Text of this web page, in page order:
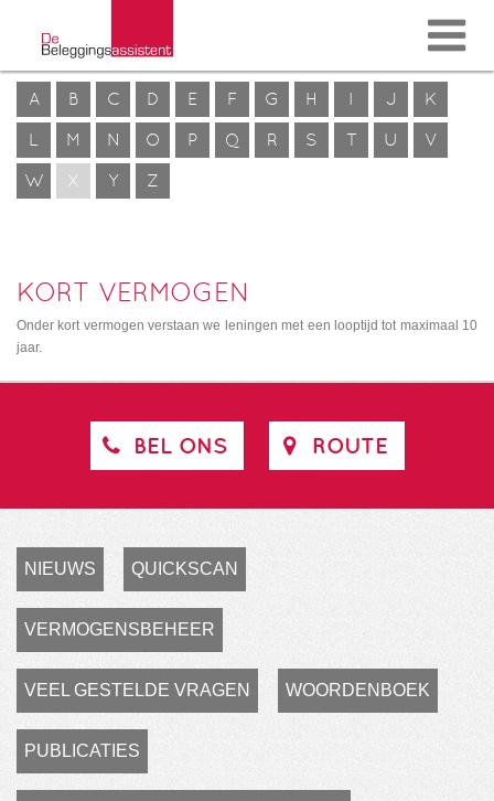
A B C D E F G H I J
K
L
M N O P Q R S T U
V
W
X Y Z
KORT VERMOGEN
Onder kort vermogen verstaan we leningen met een looptijd tot maximaal 10
jaar.
BEL ONS ROUTE
NIEUWS QUICKSCAN
VERMOGENSBEHEER
VEEL GESTELDE VRAGEN WOORDENBOEK
PUBLICATIES